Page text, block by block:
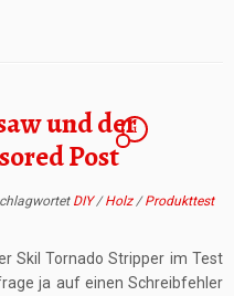
und der
Post
1
DIY/Holz/Produkttest
Skil Tornado Stripper im Test
ja auf einen Schreibfehler